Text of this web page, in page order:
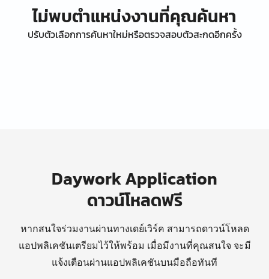
ไม่พบตำแหน่งงานที่คุณค้นหา
ปรับตัวเลือกการค้นหาใหม่หรือตรวจสอบตัวสะกดอีกครั้ง
Daywork Application
ดาวน์โหลดฟรี
หากสนใจร่วมงานผ่านทางเดย์เวิร์ค สามารถดาวน์โหลด
แอปพลิเคชันเตรียมไว้ให้พร้อม เมื่อมีงานที่คุณสนใจ จะมี
แจ้งเตือนผ่านแอปพลิเคชันบนมือถือทันที